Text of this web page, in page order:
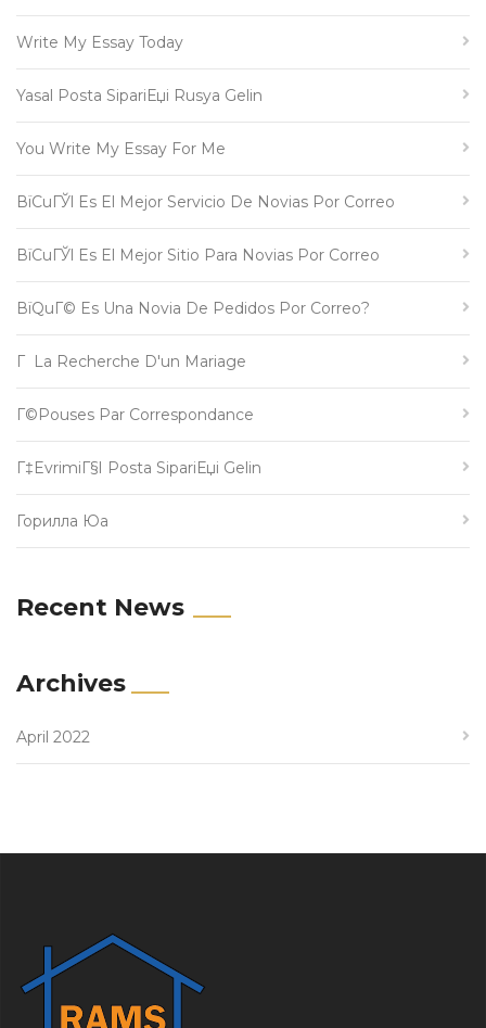
Write My Essay Today
Yasal Posta SipariЕџi Rusya Gelin
You Write My Essay For Me
ВїCuГЎl Es El Mejor Servicio De Novias Por Correo
ВїCuГЎl Es El Mejor Sitio Para Novias Por Correo
ВїQuГ© Es Una Novia De Pedidos Por Correo?
Г La Recherche D'un Mariage
Г©pouses Par Correspondance
Г‡evrimiГ§i Posta SipariЕџi Gelin
Горилла Юа
Recent News
Archives
April 2022